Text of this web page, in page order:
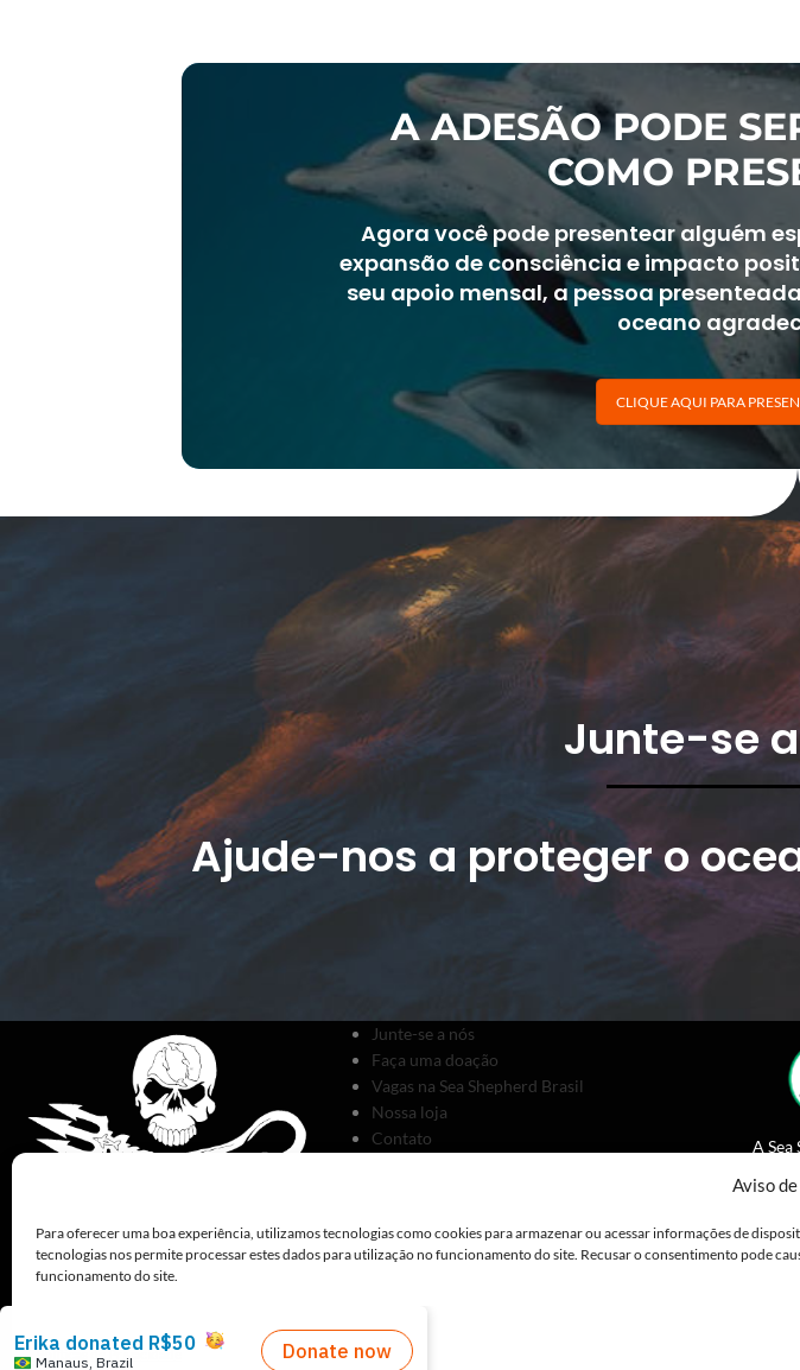
Aviso
Para oferecer uma boa experiência, utilizamos tecnologias como cookies para armazenar ou acessar informações de
tecnologias nos permite processar estes dados para utilização no funcionamento do site. Recusar o consentimento pode
funcionamento do site.
Políticas de Privacidade
A ADESÃO PODE
COMO
Agora você pode presentear alguém
expansão de consciência e impacto
seu apoio mensal, a pessoa
oceano
CLIQUE AQUI PARA
Junte-se
Ajude-nos a proteger o
Junte-se a nós
Faça uma doação
Vagas na Sea Shepherd Brasil
Nossa loja
Contato
A